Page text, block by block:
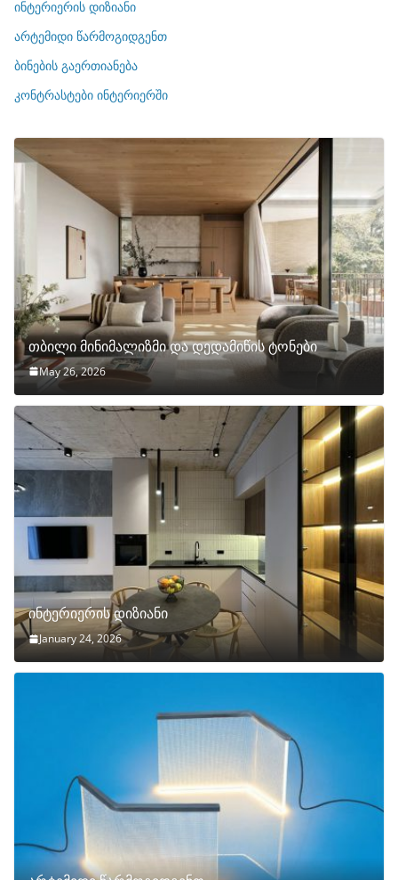
რ
ბ
ი
ინტერიერის დიზიანი
არტემიდი წარმოგიდგენთ
ბინების გაერთიანება
კონტრასტები ინტერიერში
თბილი მინიმალიზმი და დედამიწის ტონები
May 26, 2026
ინტერიერის დიზიანი
January 24, 2026